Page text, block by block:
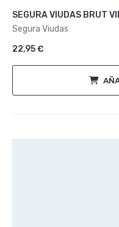
SEGURA VIUDAS BRUT
Segura Viudas
22,95€